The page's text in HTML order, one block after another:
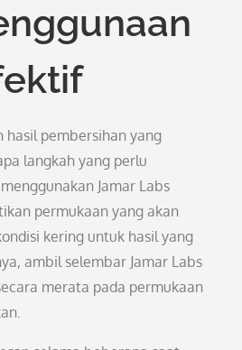
hasil pembersihan yang
langkah yang perlu
Jamar Labs
permukaan yang akan
kering untuk hasil yang
ambil selembar Jamar Labs
merata pada permukaan